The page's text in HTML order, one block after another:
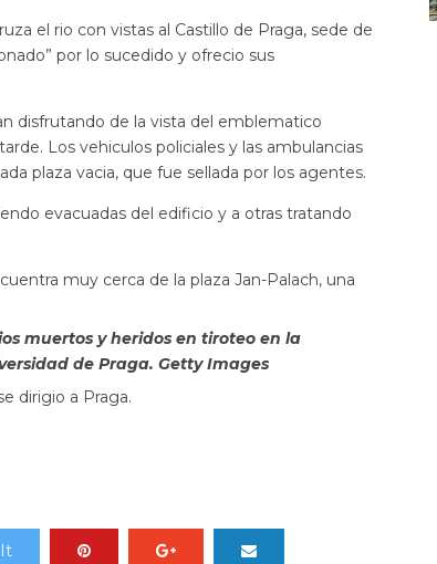
el rio con vistas al Castillo de Praga, sede de
por lo sucedido y ofrecio sus
disfrutando de la vista del emblematico
Los vehiculos policiales y las ambulancias
plaza vacia, que fue sellada por los agentes.
evacuadas del edificio y a otras tratando
muy cerca de la plaza Jan-Palach, una
muertos y heridos en tiroteo en la
de Praga. Getty Images
dirigio a Praga.